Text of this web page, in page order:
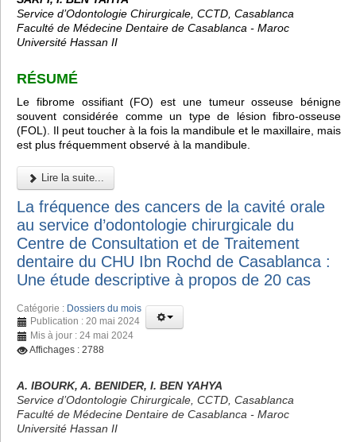
Service d’Odontologie Chirurgicale, CCTD, Casablanca
Faculté de Médecine Dentaire de Casablanca - Maroc
Université Hassan II
RÉSUMÉ
Le fibrome ossifiant (FO) est une tumeur osseuse bénigne
souvent considérée comme un type de lésion fibro-osseuse
(FOL). Il peut toucher à la fois la mandibule et le maxillaire, mais
est plus fréquemment observé à la mandibule.
Lire la suite...
La fréquence des cancers de la cavité orale
au service d’odontologie chirurgicale du
Centre de Consultation et de Traitement
dentaire du CHU Ibn Rochd de Casablanca :
Une étude descriptive à propos de 20 cas
Catégorie : Dossiers du mois
Publication : 20 mai 2024
Mis à jour : 24 mai 2024
Affichages : 2788
A. IBOURK, A. BENIDER, I. BEN YAHYA
Service d’Odontologie Chirurgicale, CCTD, Casablanca
Faculté de Médecine Dentaire de Casablanca - Maroc
Université Hassan II